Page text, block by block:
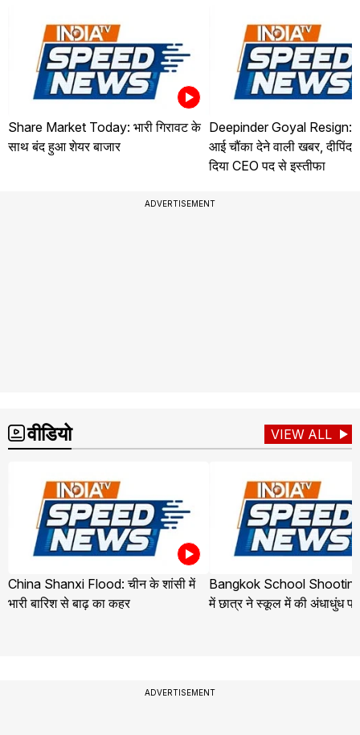
Share Market Today: भारी गिरावट के
साथ बंद हुआ शेयर बाजार
Deepinder Goyal Resign:
आई चौंका देने वाली खबर,
दिया CEO पद से इस्तीफा
ADVERTISEMENT
वीडियो VIEW ALL
China Shanxi Flood: चीन के शांसी में
भारी बारिश से बाढ़ का कहर
Bangkok School
में छात्र ने स्कूल में की अंधाधुंध
ADVERTISEMENT